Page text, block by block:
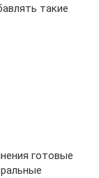
такие
готовые